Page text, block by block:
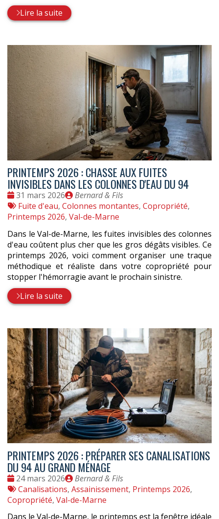
Lire la suite
PRINTEMPS 2026 : CHASSE AUX FUITES
INVISIBLES DANS LES COLONNES D'EAU DU 94
Date
:
31 mars 2026
Publié
par
Bernard & Fils
Tags
:
Fuite d'eau, Colonnes montantes, Copropriété,
Printemps 2026, Val-de-Marne
Dans le Val-de-Marne, les fuites invisibles des colonnes
d'eau coûtent plus cher que les gros dégâts visibles. Ce
printemps 2026, voici comment organiser une traque
méthodique et réaliste dans votre copropriété pour
stopper l'hémorragie avant le prochain sinistre.
Lire la suite
PRINTEMPS 2026 : PRÉPARER SES CANALISATIONS
DU 94 AU GRAND MÉNAGE
Date
:
24 mars 2026
Publié
par
Bernard & Fils
Tags
:
Canalisations, Assainissement, Printemps 2026,
Copropriété, Val-de-Marne
Dans le Val-de-Marne, le printemps est la fenêtre idéale